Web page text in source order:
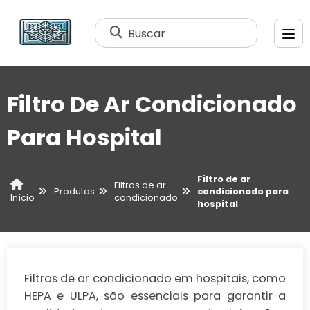
Buscar
Filtro De Ar Condicionado
Para Hospital
Início
Produtos
Filtros de ar
condicionado
Filtro de ar
condicionado para
hospital
Filtros de ar condicionado em hospitais, como
HEPA e ULPA, são essenciais para garantir a